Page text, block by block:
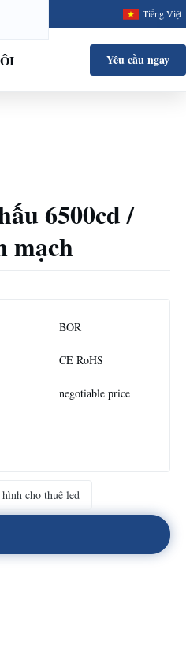
Tiếng Việt
Yêu cầu ngay
6500cd /
mạch
BOR
CE RoHS
negotiable price
cho thuê led